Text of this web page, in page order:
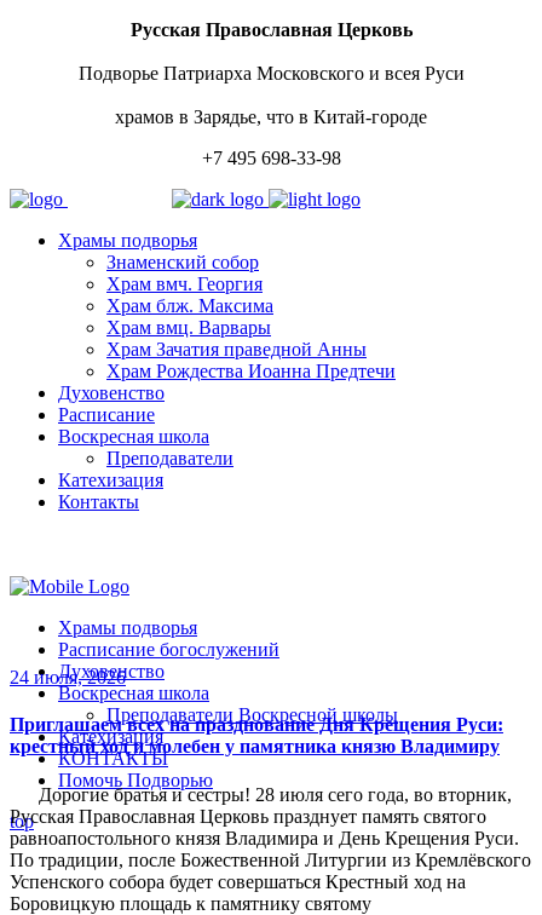
Русская Православная Церковь
Подворье Патриарха Московского и всея Руси
храмов в Зарядье, что в Китай-городе
+7 495 698-33-98
Храмы подворья
Знаменский собор
Храм вмч. Георгия
Храм блж. Максима
Храм вмц. Варвары
Храм Зачатия праведной Анны
Храм Рождества Иоанна Предтечи
Духовенство
Расписание
Воскресная школа
Преподаватели
Катехизация
Контакты
Храмы подворья
Расписание богослужений
Духовенство
Воскресная школа
Преподаватели Воскресной школы
Катехизация
КОНТАКТЫ
Помочь Подворью
top
24 июля, 2026
Приглашаем всех на празднование Дня Крещения Руси:
крестный ход и молебен у памятника князю Владимиру
Дорогие братья и сестры! 28 июля сего года, во вторник,
Русская Православная Церковь празднует память святого
равноапостольного князя Владимира и День Крещения Руси.
По традиции, после Божественной Литургии из Кремлёвского
Успенского собора будет совершаться Крестный ход на
Боровицкую площадь к памятнику святому